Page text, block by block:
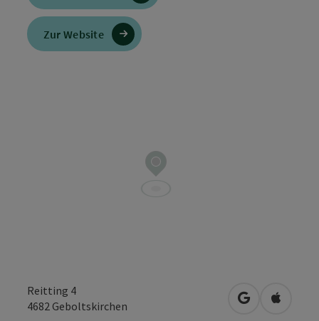
Reitting 4
4682 Geboltskirchen in Google
in
Zur Website